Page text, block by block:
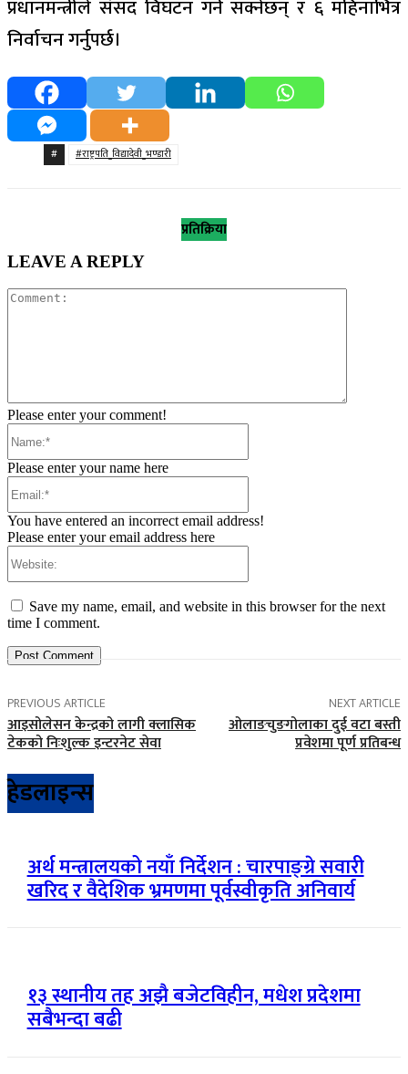
प्रधानमन्त्रीले संसद विघटन गर्न सक्नेछन् र ६ महिनाभित्र
निर्वाचन गर्नुपर्छ।
# #राष्ट्रपति_विद्यादेवी_भण्डारी
प्रतिक्रिया
LEAVE A REPLY
Please enter your comment!
Please enter your name here
You have entered an incorrect email address!
Please enter your email address here
Save my name, email, and website in this browser for the next
time I comment.
PREVIOUS ARTICLE
आइसोलेसन केन्द्रको लागी क्लासिक
टेकको निःशुल्क इन्टरनेट सेवा
NEXT ARTICLE
ओलाङचुङगोलाका दुई वटा बस्ती
प्रवेशमा पूर्ण प्रतिबन्ध
हेडलाइन्स
अर्थ मन्त्रालयको नयाँ निर्देशन : चारपाङ्ग्रे सवारी
खरिद र वैदेशिक भ्रमणमा पूर्वस्वीकृति अनिवार्य
१३ स्थानीय तह अझै बजेटविहीन, मधेश प्रदेशमा
सबैभन्दा बढी